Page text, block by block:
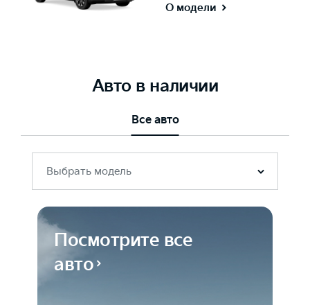
О модели
Авто в наличии
Все авто
Выбрать модель
Посмотрите все
авто